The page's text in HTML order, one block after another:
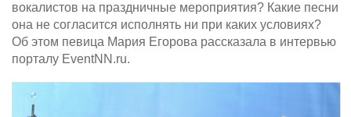
вокалистов на праздничные мероприятия? Какие песни
она не согласится исполнять ни при каких условиях?
Об этом певица Мария Егорова рассказала в интервью
порталу EventNN.ru.